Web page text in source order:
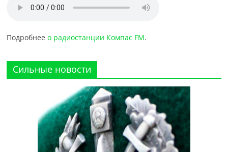
Подробнеео радиостанции Компас FM.
Сильные новости